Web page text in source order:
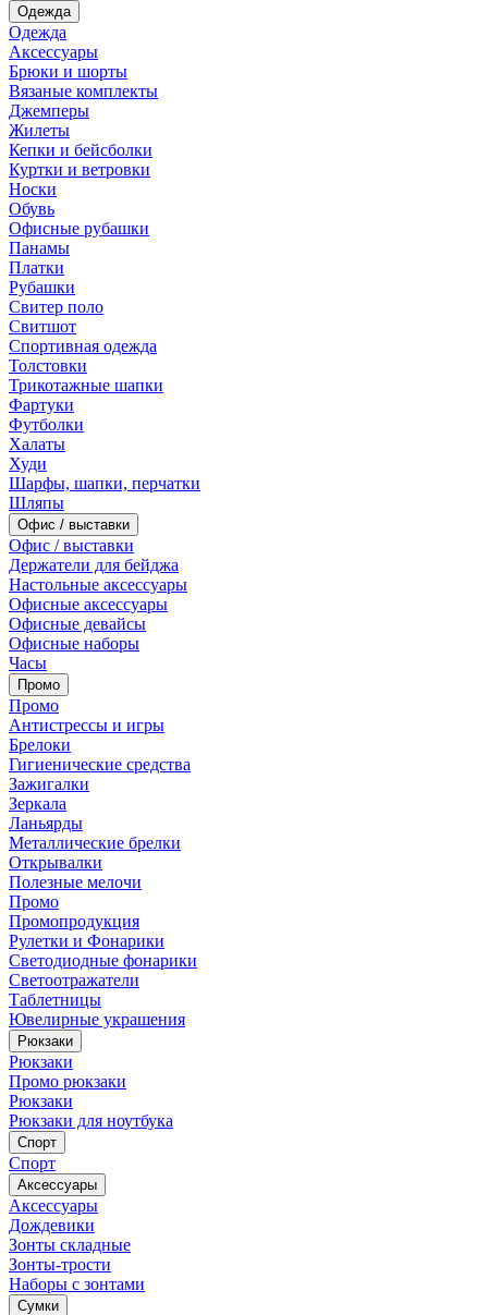
Одежда
Одежда
Аксессуары
Брюки и шорты
Вязаные комплекты
Джемперы
Жилеты
Кепки и бейсболки
Куртки и ветровки
Носки
Обувь
Офисные рубашки
Панамы
Платки
Рубашки
Свитер поло
Свитшот
Спортивная одежда
Толстовки
Трикотажные шапки
Фартуки
Футболки
Халаты
Худи
Шарфы, шапки, перчатки
Шляпы
Офис / выставки
Офис / выставки
Держатели для бейджа
Настольные аксессуары
Офисные аксессуары
Офисные девайсы
Офисные наборы
Часы
Промо
Промо
Антистрессы и игры
Брелоки
Гигиенические средства
Зажигалки
Зеркала
Ланьярды
Металлические брелки
Открывалки
Полезные мелочи
Промо
Промопродукция
Рулетки и Фонарики
Светодиодные фонарики
Светоотражатели
Таблетницы
Ювелирные украшения
Рюкзаки
Рюкзаки
Промо рюкзаки
Рюкзаки
Рюкзаки для ноутбука
Спорт
Спорт
Аксессуары
Аксессуары
Дождевики
Зонты складные
Зонты-трости
Наборы с зонтами
Сумки